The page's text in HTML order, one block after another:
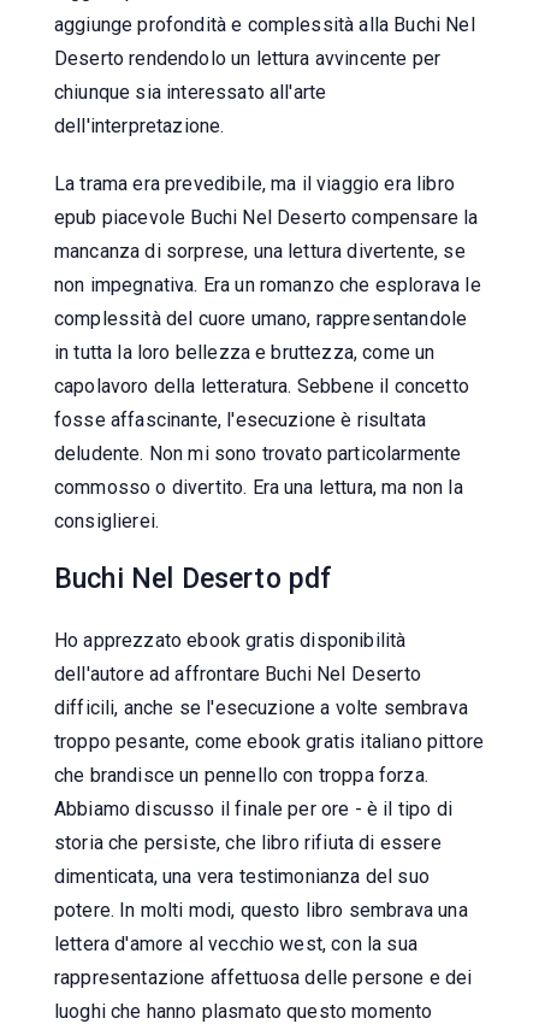
aggiunge profondità e complessità alla Buchi Nel
Deserto rendendolo un lettura avvincente per
chiunque sia interessato all'arte
dell'interpretazione.
La trama era prevedibile, ma il viaggio era libro
epub piacevole Buchi Nel Deserto compensare la
mancanza di sorprese, una lettura divertente, se
non impegnativa. Era un romanzo che esplorava le
complessità del cuore umano, rappresentandole
in tutta la loro bellezza e bruttezza, come un
capolavoro della letteratura. Sebbene il concetto
fosse affascinante, l'esecuzione è risultata
deludente. Non mi sono trovato particolarmente
commosso o divertito. Era una lettura, ma non la
consiglierei.
Buchi Nel Deserto pdf
Ho apprezzato ebook gratis disponibilità
dell'autore ad affrontare Buchi Nel Deserto
difficili, anche se l'esecuzione a volte sembrava
troppo pesante, come ebook gratis italiano pittore
che brandisce un pennello con troppa forza.
Abbiamo discusso il finale per ore - è il tipo di
storia che persiste, che libro rifiuta di essere
dimenticata, una vera testimonianza del suo
potere. In molti modi, questo libro sembrava una
lettera d'amore al vecchio west, con la sua
rappresentazione affettuosa delle persone e dei
luoghi che hanno plasmato questo momento